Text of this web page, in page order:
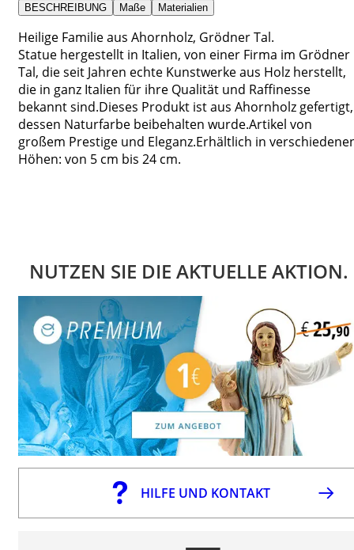
BESCHREIBUNG Maße Materialien
Heilige Familie aus Ahornholz, Grödner Tal.
Statue hergestellt in Italien, von einer Firma im Grödner
Tal, die seit Jahren echte Kunstwerke aus Holz herstellt,
die in ganz Italien für ihre Qualität und Raffinesse
bekannt sind.Dieses Produkt ist aus Ahornholz gefertigt,
dessen Naturfarbe beibehalten wurde.Artikel von
großem Prestige und Eleganz.Erhältlich in
Höhen: von 5 cm bis 24 cm.
NUTZEN SIE DIE AKTUELLE AKTION.
HILFE UND KONTAKT